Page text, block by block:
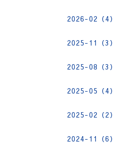
2026-02（4）
2025-11（3）
2025-08（3）
2025-05（4）
2025-02（2）
2024-11（6）